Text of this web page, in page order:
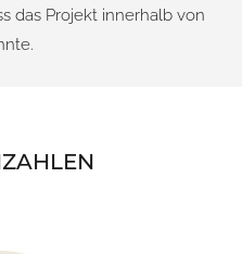
das Projekt innerhalb von